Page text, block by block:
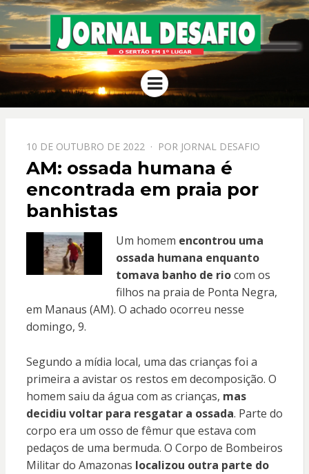
JORNAL
DESAFIO
O Sertão em 1º Lugar
Menu
PPOSTADO
EM
10 DE OUTUBRO DE 2022 POR JORNAL DESAFIO
AM: ossada humana é
encontrada em praia por
banhistas
Um homem encontrou uma
ossada humana enquanto
tomava banho de riocom os
filhos na praia de Ponta Negra,
em Manaus (AM). O achado ocorreu nesse
domingo, 9.
Segundo a mídia local, uma das crianças foi a
primeira a avistar os restos em decomposição. O
homem saiu da água com as crianças, mas
decidiu voltar para resgatar a ossada. Parte do
corpo era um osso de fêmur que estava com
pedaços de uma bermuda. O Corpo de Bombeiros
Militar do Amazonas localizou outra parte do